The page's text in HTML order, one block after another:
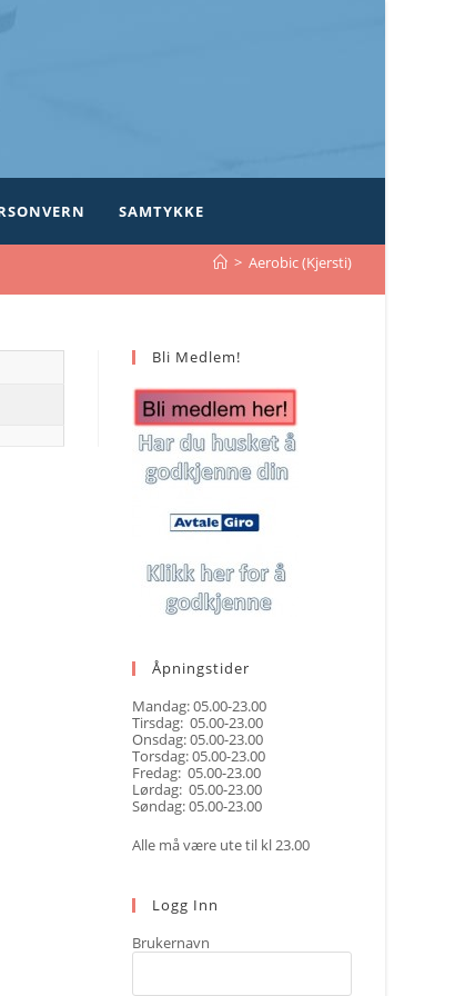
SAMTYKKE
> Aerobic (Kjersti)
Bli Medlem!
Åpningstider
Mandag: 05.00-23.00
Tirsdag: 05.00-23.00
Onsdag: 05.00-23.00
Torsdag: 05.00-23.00
Fredag: 05.00-23.00
Lørdag: 05.00-23.00
Søndag: 05.00-23.00
Alle må være ute til kl 23.00
Logg Inn
Brukernavn